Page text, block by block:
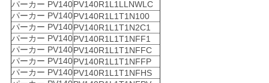
パーカー PV140PV140R1L1LLNWLC
パーカー PV140PV140R1L1T1N100
パーカー PV140PV140R1L1T1N2C1
パーカー PV140PV140R1L1T1NFF1
パーカー PV140PV140R1L1T1NFFC
パーカー PV140PV140R1L1T1NFFP
パーカー PV140PV140R1L1T1NFHS